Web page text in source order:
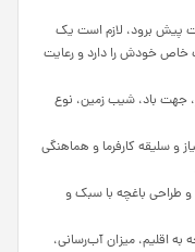
پیش برود، لازم است یک
خاص خودش را دارد و رعایت
جهت باد، شیب زمین، نوع
و سلیقه کارفرما و هماهنگی
طراحی باغچه با سبک و
به اقلیم، میزان آب‌رسانی،